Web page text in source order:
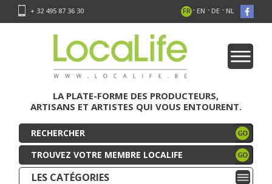
+ 32 495 87 36 30 FR - EN - DE - NL
LA PLATE-FORME DES PRODUCTEURS,
ARTISANS ET ARTISTES QUI VOUS ENTOURENT.
TROUVEZ VOTRE MEMBRE LOCALIFE
LES CATÉGORIES